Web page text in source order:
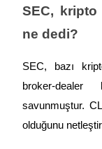
SEC, kripto
ne dedi?
SEC, bazı
broker-dealer
savunmuştur.
olduğunu